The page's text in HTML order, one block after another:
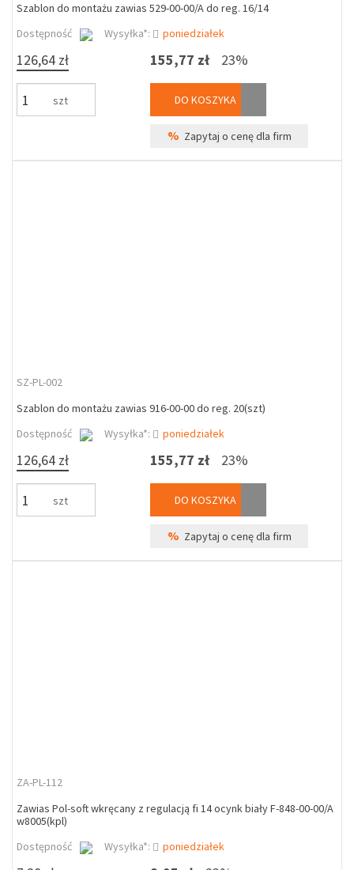
Szablon do montażu zawias 529-00-00/A do reg. 16/14
Dostępność
Wysyłka*: poniedziałek
126,64 zł
szt
155,77 zł 23%
DO KOSZYKA
% Zapytaj o cenę dla firm
SZ-PL-002
Szablon do montażu zawias 916-00-00 do reg. 20(szt)
Dostępność
Wysyłka*: poniedziałek
126,64 zł
szt
155,77 zł 23%
DO KOSZYKA
% Zapytaj o cenę dla firm
ZA-PL-112
Zawias Pol-soft wkręcany z regulacją fi 14 ocynk biały F-848-00-00/A
w8005(kpl)
Dostępność
Wysyłka*: poniedziałek